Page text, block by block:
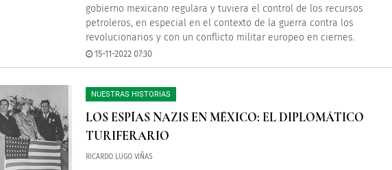
gobierno mexicano regulara y tuviera el control de los recursos
petroleros, en especial en el contexto de la guerra contra los
revolucionarios y con un conflicto militar europeo en ciernes.
15-11-2022 07:30
NUESTRAS HISTORIAS
LOS ESPÍAS NAZIS EN MÉXICO: EL DIPLOMÁTICO
TURIFERARIO
RICARDO LUGO VIÑAS